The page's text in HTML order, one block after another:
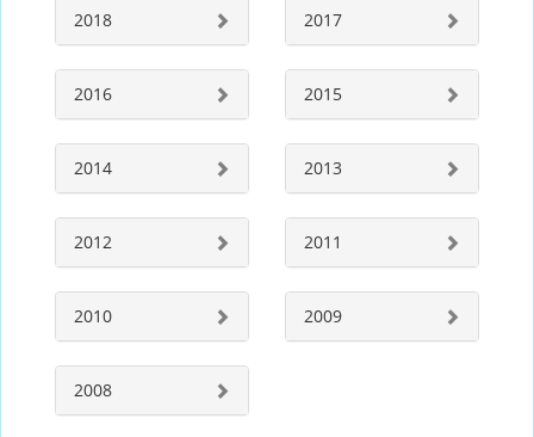
2018 2017
2016 2015
2014 2013
2012 2011
2010 2009
2008